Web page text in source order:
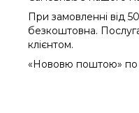
При замовленні від
безкоштовна.
клієнтом.
«Нововю поштою» по